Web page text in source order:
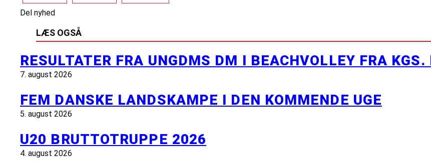
Del nyhed
LÆS OGSÅ
RESULTATER FRA UNGDMS DM I BEACHVOLLEY FRA KGS.
7. august 2026
FEM DANSKE LANDSKAMPE I DEN KOMMENDE UGE
5. august 2026
U20 BRUTTOTRUPPE 2026
4. august 2026